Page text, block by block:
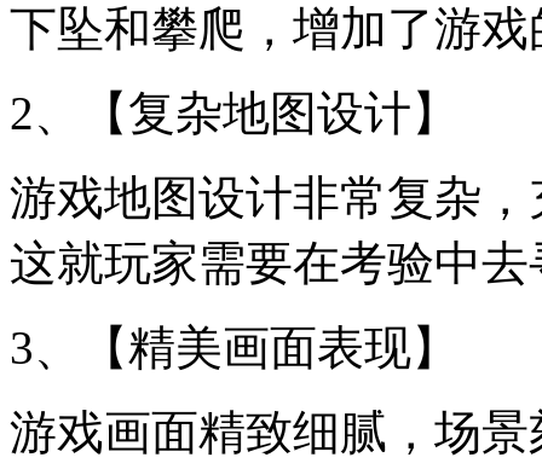
下坠和攀爬，增加了游
2、【复杂地图设计】
游戏地图设计非常复杂
这就玩家需要在考验中
3、【精美画面表现】
游戏画面精致细腻，场